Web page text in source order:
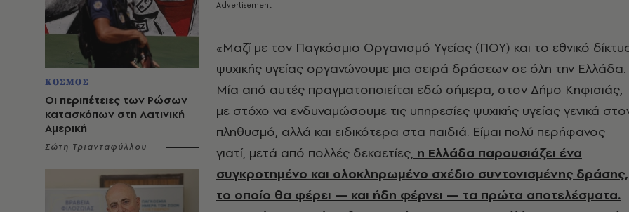
ΚΟΣΜΟΣ
Οι περιπέτειες των Ρώσων
κατασκόπων στη Λατινική
Αμερική
Σώτη Τριανταφύλλου
«Μαζί με τον Παγκόσμιο Οργανισμό Υγείας (ΠΟΥ) και το εθνικό
ψυχικής υγείας οργανώνουμε μια σειρά δράσεων σε όλη την Ελλάδα.
Μία από αυτές πραγματοποιείται εδώ σήμερα, στον Δήμο Κηφισιάς,
με στόχο να ενδυναμώσουμε τις υπηρεσίες ψυχικής υγείας γενικά
πληθυσμό, αλλά και ειδικότερα στα παιδιά. Είμαι πολύ περήφανος
γιατί, μετά από πολλές δεκαετίες, η Ελλάδα παρουσιάζει ένα
συγκροτημένο και ολοκληρωμένο σχέδιο συντονισμένης δράσης,
το οποίο θα φέρει — και ήδη φέρνει — τα πρώτα αποτελέσματα.